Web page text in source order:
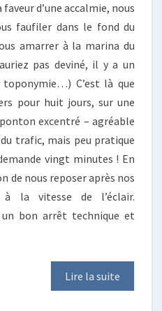
d’une accalmie, nous
faufiler dans le fond du
amarrer à la marina du
pas deviné, il y a un
C’est là que
pour huit jours, sur une
excentré – agréable
trafic, mais peu pratique
vingt minutes ! En
de nous reposer après nos
à la vitesse de l’éclair.
un bon arrêt technique et
Lire la suite